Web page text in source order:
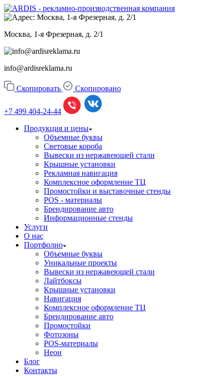
Москва, 1-я Фрезерная, д. 2/1
info@ardisreklama.ru
Скопировать Скопировано
+7 499 404-24-44
Продукция и цены
Объемные буквы
Световые короба
Вывески из нержавеющей стали
Крышные установки
Рекламная навигация
Комплексное оформление ТЦ
Промостойки и выставочные стенды
POS - материалы
Брендирование авто
Информационные стенды
Услуги
О нас
Портфолио
Объемные буквы
Уникальные проекты
Вывески из нержавеющей стали
Лайтбоксы
Крышные установки
Навигация
Комплексное оформление ТЦ
Брендирование авто
Промостойки
Фотозоны
POS-материалы
Неон
Блог
Контакты